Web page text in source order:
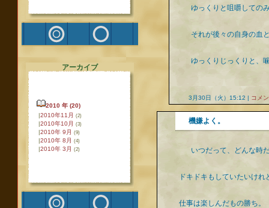
アーカイブ
2010 年 (20)
|2010年11月 (2)
|2010年10月 (3)
|2010年 9月 (9)
|2010年 8月 (4)
|2010年 3月 (2)
ゆっくりと咀嚼しての
それが後々の自身の血
ゆっくりじっくりと、
3月30日（火）15:12 | コメ
機嫌よく。
いつだって、どんな時
ドキドキもしていたいけ
仕事は楽しんだもの勝ち。